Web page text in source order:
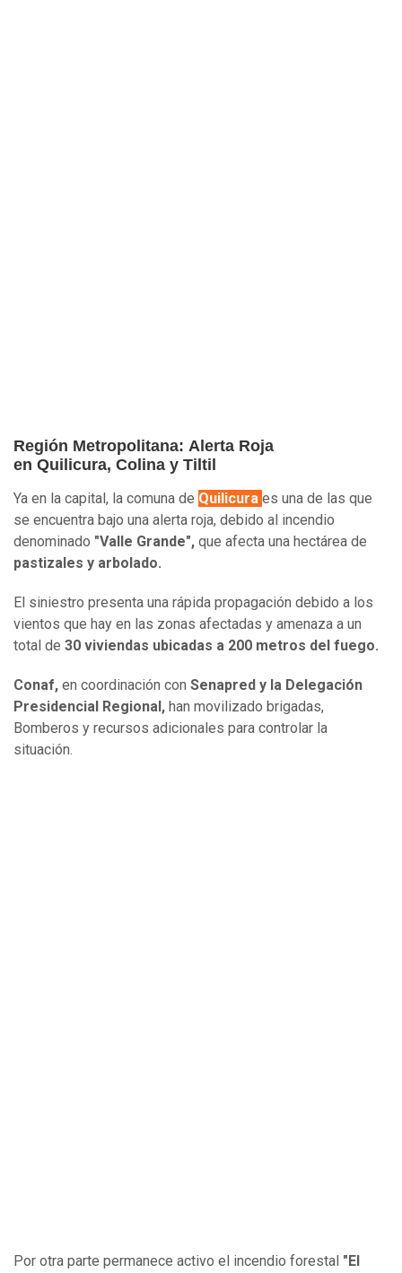
Región Metropolitana: Alerta Roja
en Quilicura, Colina y Tiltil
Ya en la capital, la comuna de Quilicura es una de las que
se encuentra bajo una alerta roja, debido al incendio
denominado "Valle Grande", que afecta una hectárea de
pastizales y arbolado.
El siniestro presenta una rápida propagación debido a los
vientos que hay en las zonas afectadas y amenaza a un
total de 30 viviendas ubicadas a 200 metros del fuego.
Conaf, en coordinación con Senapred y la Delegación
Presidencial Regional, han movilizado brigadas,
Bomberos y recursos adicionales para controlar la
situación.
Por otra parte permanece activo el incendio forestal "El